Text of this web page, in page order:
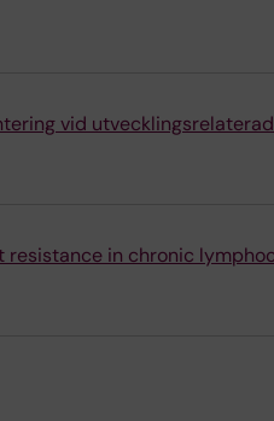
vid
resistance in chronic